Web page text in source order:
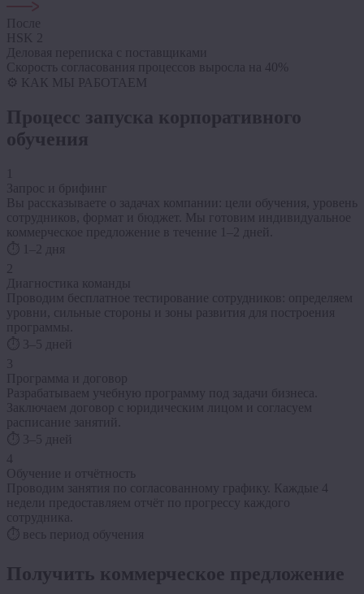
После
HSK 2
Деловая переписка с поставщиками
Скорость согласования процессов выросла на 40%
⚙️ КАК МЫ РАБОТАЕМ
Процесс запуска корпоративного
обучения
Запрос и брифинг
Вы рассказываете о задачах компании: цели обучения, уровень
сотрудников, формат и бюджет. Мы готовим индивидуальное
коммерческое предложение в течение 1–2 дней.
⏱ 1–2 дня
Диагностика команды
Проводим бесплатное тестирование сотрудников: определяем
уровни, сильные стороны и зоны развития для построения
программы.
⏱ 3–5 дней
3
Программа и договор
Разрабатываем учебную программу под задачи бизнеса.
Заключаем договор с юридическим лицом и согласуем
расписание занятий.
⏱ 3–5 дней
4
Обучение и отчётность
Проводим занятия по согласованному графику. Каждые 4
недели предоставляем отчёт по прогрессу каждого
сотрудника.
⏱ весь период обучения
Получить коммерческое предложение